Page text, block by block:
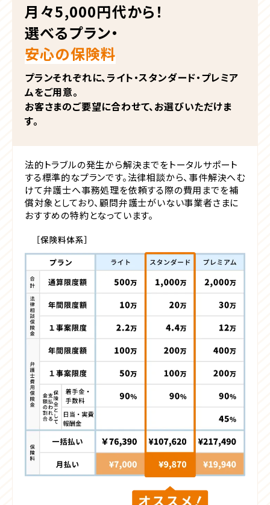
月々5,000円代から！
選べるプラン・
安心の保険料
プランそれぞれに、ライト・スタンダード・プレミア
ムをご用意。
お客さまのご要望に合わせて、お選びいただけま
す。
法的トラブルの発生から解決までをトータルサポート
する標準的なプランです。法律相談から、事件解決へむ
けて弁護士へ事務処理を依頼する際の費用までを補
償対象としており、顧問弁護士がいない事業者さまに
おすすめの特約となっています。